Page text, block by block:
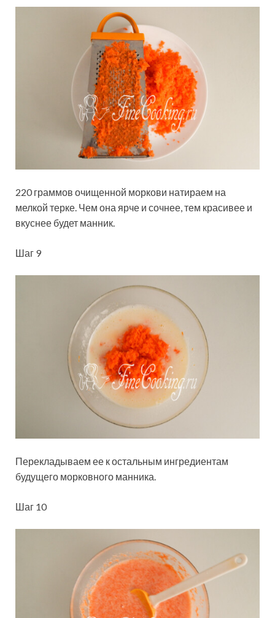
220 граммов очищенной моркови натираем на
мелкой терке. Чем она ярче и сочнее, тем красивее и
вкуснее будет манник.
Шаг 9
Перекладываем ее к остальным ингредиентам
будущего морковного манника.
Шаг 10